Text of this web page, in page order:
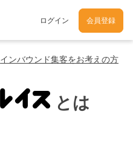
ログイン 会員登録
インバウンド集客をお考えの方
とは